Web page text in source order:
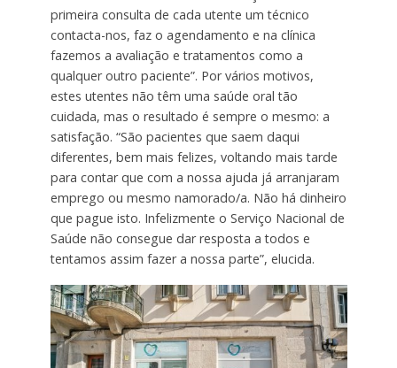
primeira consulta de cada utente um técnico
contacta-nos, faz o agendamento e na clínica
fazemos a avaliação e tratamentos como a
qualquer outro paciente”. Por vários motivos,
estes utentes não têm uma saúde oral tão
cuidada, mas o resultado é sempre o mesmo: a
satisfação. “São pacientes que saem daqui
diferentes, bem mais felizes, voltando mais tarde
para contar que com a nossa ajuda já arranjaram
emprego ou mesmo namorado/a. Não há dinheiro
que pague isto. Infelizmente o Serviço Nacional de
Saúde não consegue dar resposta a todos e
tentamos assim fazer a nossa parte”, elucida.